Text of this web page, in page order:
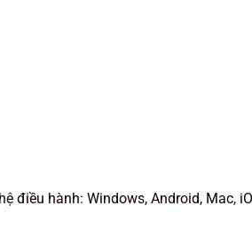
điều hành: Windows, Android, Mac,